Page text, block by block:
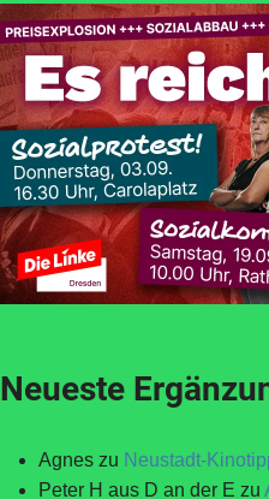
Neueste
Agnes zu Neustadt-
Peter H aus D an der E zu